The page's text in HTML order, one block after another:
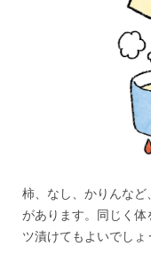
柿、なし、かりんなど
があります。同じく体
ツ漬けてもよいでしょ